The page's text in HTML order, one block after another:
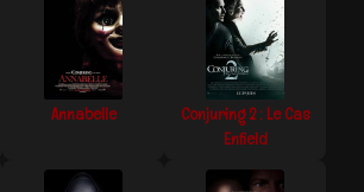
Annabelle
Conjuring 2 : Le Cas
Enfield